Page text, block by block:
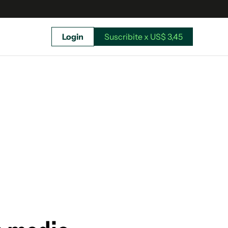
Suscribite x US$ 3,45
Login Suscribite x US$ 3,45